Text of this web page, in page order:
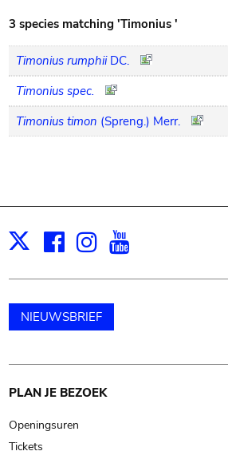
3 species matching 'Timonius '
Timonius rumphii DC.
Timonius spec.
Timonius timon (Spreng.) Merr.
X Facebook
Instagram
NIEUWSBRIEF
Main
navigation
PLAN JE BEZOEK
Openingsuren
Tickets